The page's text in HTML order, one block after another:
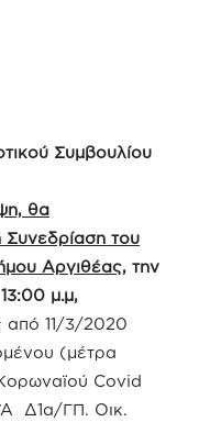
Συμβουλίου
θα
Συνεδρίαση του
Αργιθέας, την
μ.μ,
από 11/3/2020
(μέτρα
Covid
Δ1α/ΓΠ. Οικ.